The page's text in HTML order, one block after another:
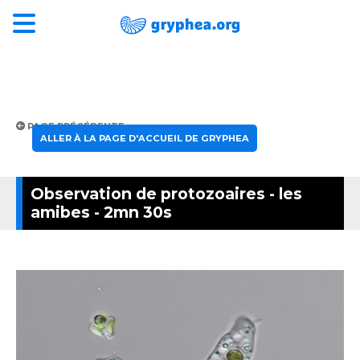
PAGE PRÉCÉDENTE
ALLER À LA PAGE D'ACCUEIL DE GRYPHEA
Observation de protozoaires - les
amibes - 2mn 30s